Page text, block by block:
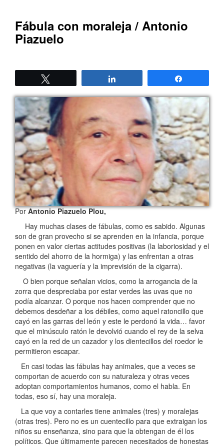
Fábula con moraleja / Antonio
Piazuelo
PorAntonio Piazuelo Plou,
Hay muchas clases de fábulas, como es sabido. Algunas
son de gran provecho si se aprenden en la infancia, porque
ponen en valor ciertas actitudes positivas (la laboriosidad y el
sentido del ahorro de la hormiga) y las enfrentan a otras
negativas (la vaguería y la imprevisión de la cigarra).
O bien porque señalan vicios, como la arrogancia de la
zorra que despreciaba por estar verdes las uvas que no
podía alcanzar. O porque nos hacen comprender que no
debemos desdeñar a los débiles, como aquel ratoncillo que
cayó en las garras del león y este le perdonó la vida… favor
que el minúsculo ratón le devolvió cuando el rey de la selva
cayó en la red de un cazador y los dientecillos del roedor le
permitieron escapar.
En casi todas las fábulas hay animales, que a veces se
comportan de acuerdo con su naturaleza y otras veces
adoptan comportamientos humanos, como el habla. En
todas, eso sí, hay una moraleja.
La que voy a contarles tiene animales (tres) y moralejas
(otras tres). Pero no es un cuentecillo para que extraigan los
niños su enseñanza, sino para que la obtengan de él los
políticos. Que últimamente parecen necesitados de honestas